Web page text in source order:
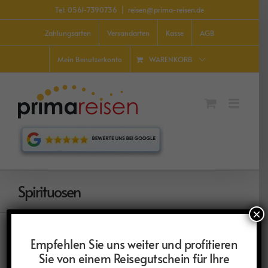
Inhalt
Tel: 0561-7390736 reisen@prima-reisen.de
Zahlungsarten Versandarten Kasse AGB
Mein Benutzerkonto WARENKORB
Spirituosen
Empfehlen Sie uns weiter und profitieren
Sie von einem Reisegutschein für Ihre
×